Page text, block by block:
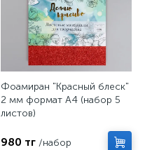
Фоамиран "Красный блеск"
2 мм формат А4 (набор 5
листов)
980 тг /набор